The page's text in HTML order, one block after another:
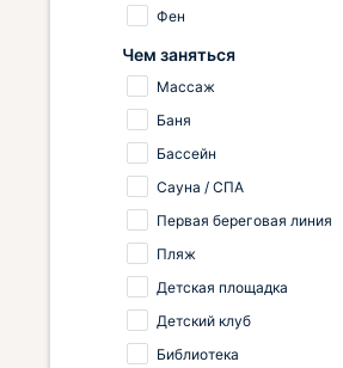
Фен
Чем заняться
Массаж
Баня
Бассейн
Сауна / СПА
Первая береговая линия
Пляж
Детская площадка
Детский клуб
Библиотека